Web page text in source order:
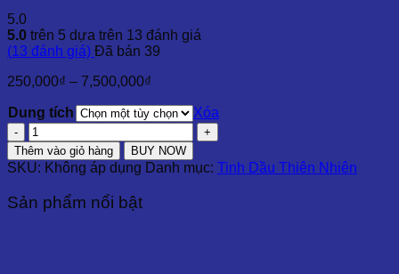
5.0
5.0 trên 5 dựa trên 13 đánh giá
(13 đánh giá) Đã bán 39
250,000₫ – 7,500,000₫
từ
250,000₫
đến
7,500,000₫
Dung tích
Xóa
Tinh
Dầu
Màng
Tang
Maychang
Thêm vào giỏ hàng BUY NOW
SKU: Không áp dụng Danh mục: Tinh Dầu Thiên Nhiên
Sản phẩm nổi bật